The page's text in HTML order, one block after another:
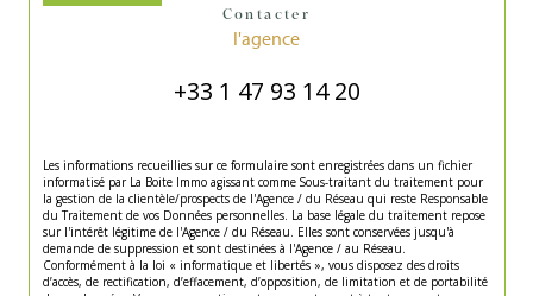
contacter
l'agence
+33 1 47 93 14 20
Les informations recueillies sur ce formulaire sont enregistrées dans un fichier
informatisé par La Boite Immo agissant comme Sous-traitant du traitement pour
la gestion de la clientèle/prospects de l'Agence / du Réseau qui reste Responsable
du Traitement de vos Données personnelles. La base légale du traitement repose
sur l'intérêt légitime de l'Agence / du Réseau. Elles sont conservées jusqu'à
demande de suppression et sont destinées à l'Agence / au Réseau.
Conformément à la loi « informatique et libertés », vous disposez des droits
d’accès, de rectification, d’effacement, d’opposition, de limitation et de portabilité